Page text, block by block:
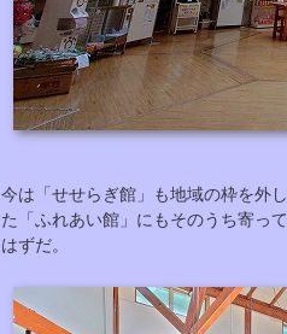
今は「せせらぎ館」も地域の枠を外
た「ふれあい館」にもそのうち寄っ
はずだ。